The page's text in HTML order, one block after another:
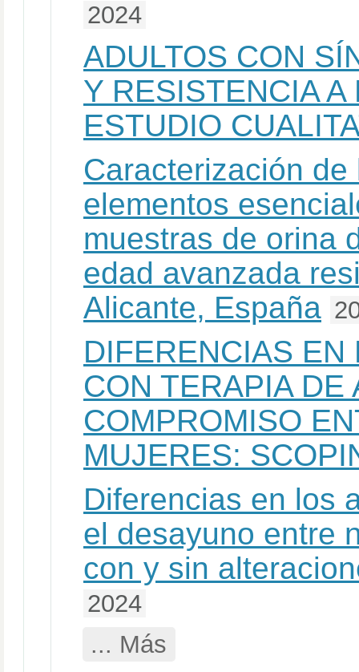
2024
ADULTOS CON
Y RESISTENCIA
ESTUDIO
Caracterización
elementos
muestras de orina
edad avanzada
Alicante, España
DIFERENCIAS EN
CON TERAPIA DE
COMPROMISO
MUJERES:
Diferencias en los
el desayuno entre
con y sin
2024
... Más